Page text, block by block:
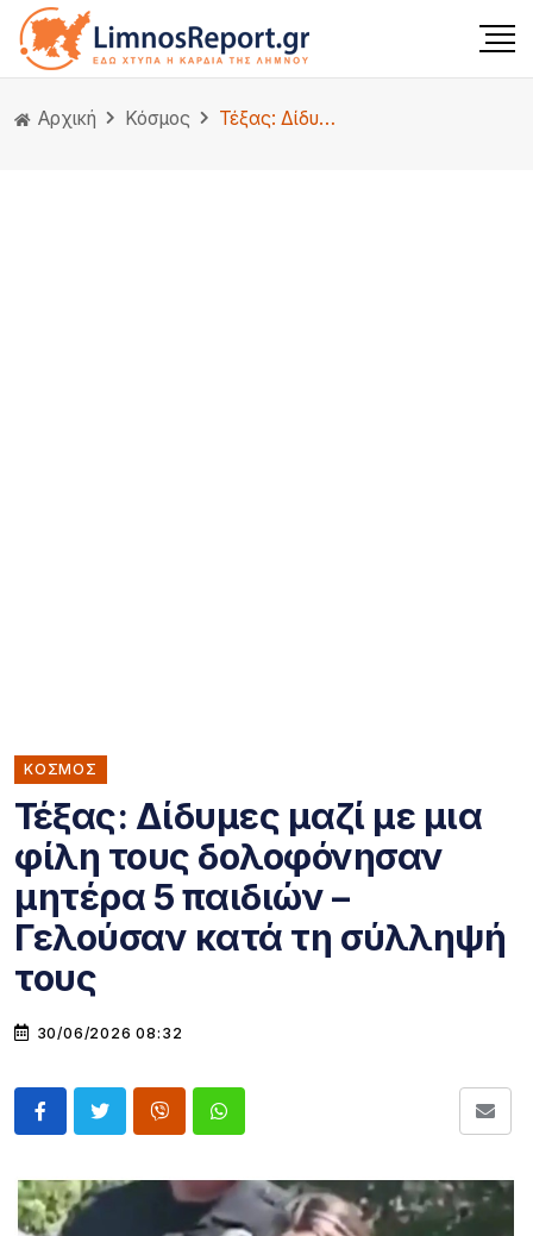
Αρχική Κόσμος Τέξας: Δίδυμες μαζί με μια φίλη τους δολοφόνησαν μητέρα 5 παιδιών – Γελούσαν κατά τη σύλληψή τους
ΚΌΣΜΟΣ
Τέξας: Δίδυμες μαζί με μια
φίλη τους δολοφόνησαν
μητέρα 5 παιδιών –
Γελούσαν κατά τη σύλληψή
τους
30/06/2026 08:32